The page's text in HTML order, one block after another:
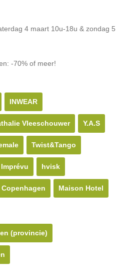
4 maart 10u-18u & zondag 5
-70% of meer!
INWEAR
Vleeschouwer Y.A.S
Twist&Tango
Imprévu hvisk
Copenhagen Maison Hotel
(provincie)